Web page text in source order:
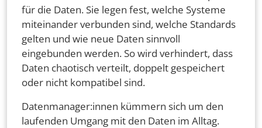
für die Daten. Sie legen fest, welche Systeme
miteinander verbunden sind, welche Standards
gelten und wie neue Daten sinnvoll
eingebunden werden. So wird verhindert, dass
Daten chaotisch verteilt, doppelt gespeichert
oder nicht kompatibel sind.
Datenmanager:innen kümmern sich um den
laufenden Umgang mit den Daten im Alltag.